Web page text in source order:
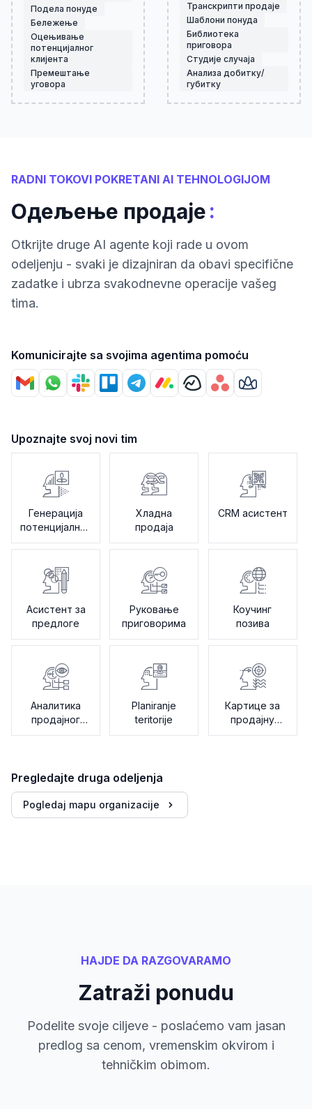
Подела понуде
Бележење
Оцењивање
потенцијалног
клијента
Премештање
уговора
Транскрипти продаје
Шаблони понуда
Библиотека
приговора
Студије случаја
Анализа добитку/
губитку
RADNI TOKOVI POKRETANI AI TEHNOLOGIJOM
Одељење продаје:
Otkrijte druge AI agente koji rade u ovom
odeljenju - svaki je dizajniran da obavi specifične
zadatke i ubrza svakodnevne operacije vašeg
tima.
Komunicirajte sa svojima agentima pomoću
Upoznajte svoj novi tim
Генерација
потенцијалних
клијената
Хладна
продаја
CRM асистент
Асистент за
предлоге
Руковање
приговорима
Коучинг
позива
Аналитика
продајног
пута
Planiranje
teritorije
Картице за
продајну
битку
Pregledajte druga odeljenja
Pogledaj mapu organizacije
HAJDE DA RAZGOVARAMO
Zatraži ponudu
Podelite svoje ciljeve - poslaćemo vam jasan
predlog sa cenom, vremenskim okvirom i
tehničkim obimom.